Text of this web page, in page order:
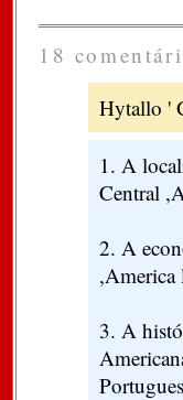
18
Hytallo '
1. A
Central
2. A
,America
3. A